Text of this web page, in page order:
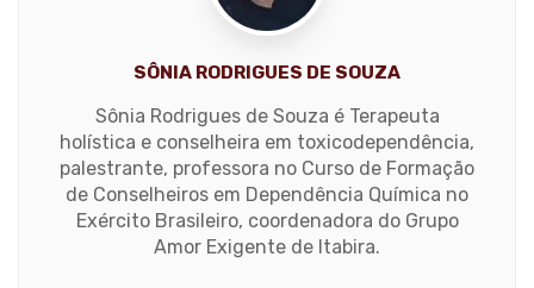
SÔNIA RODRIGUES DE SOUZA
Sônia Rodrigues de Souza é Terapeuta
holística e conselheira em toxicodependência,
palestrante, professora no Curso de Formação
de Conselheiros em Dependência Química no
Exército Brasileiro, coordenadora do Grupo
Amor Exigente de Itabira.